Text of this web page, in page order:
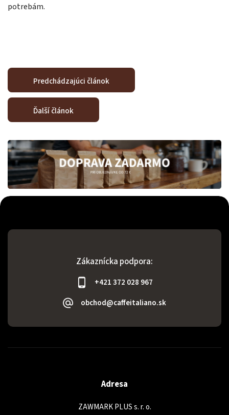
potrebám.
Predchádzajúci článok
Ďalší článok
Zákaznícka podpora:
+421 372 028 967
obchod@caffeitaliano.sk
Adresa
ZAWMARK PLUS s. r. o.